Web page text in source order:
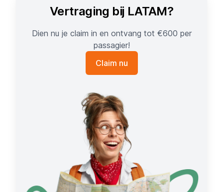
Vertraging bij LATAM?
Dien nu je claim in en ontvang tot €600 per
passagier!
Claim nu